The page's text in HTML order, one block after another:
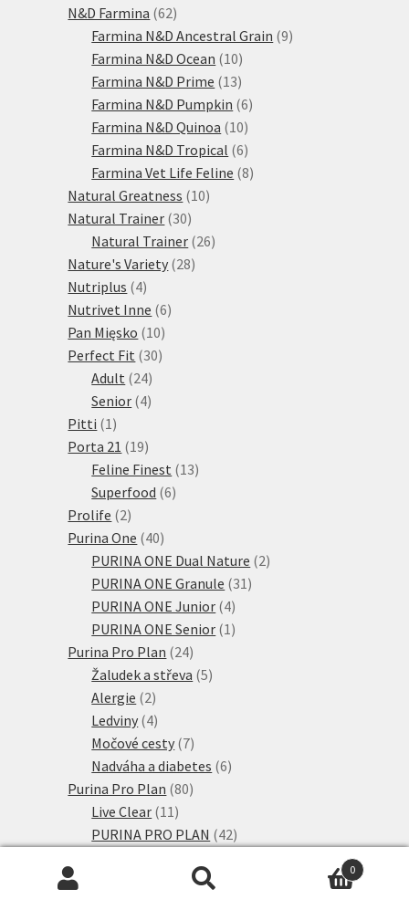
produktů
N&D Farmina 6262
produktů
Farmina N&D Ancestral Grain 99
Farmina N&D Ocean 1010
produktů
Farmina N&D Prime 1313
produktů
Farmina N&D Pumpkin 66
Farmina N&D Quinoa 1010
produktů
Farmina N&D Tropical 66
produktů
Farmina Vet Life Feline 88
Natural Greatness 1010
Natural Trainer 3030
produktů
Natural Trainer 2626
Nature's Variety 2828
Nutriplus 44
produkty
Nutrivet Inne 66
Pan Mięsko 1010
produktů
Perfect Fit 3030
Adult 2424
produktů
Senior 44
Pitti 1 1
produkt
Porta 21 1919
produktů
Feline Finest 1313
Superfood 66
Prolife 22
produkty
Purina One 4040
produktů
PURINA ONE Dual Nature 22
PURINA ONE Granule 31 31
PURINA ONE Junior 44
produkty
PURINA ONE Senior 1 1
Purina Pro Plan 2424
produktů
Žaludek a střeva 55
Alergie 22
produkty
Ledviny 44
produkty
Močové cesty 77
produktů
Nadváha a diabetes 66
Purina Pro Plan 8080
Live Clear 11 11
produktů
PURINA PRO PLAN 4242
PURINA PRO PLAN Senior
0